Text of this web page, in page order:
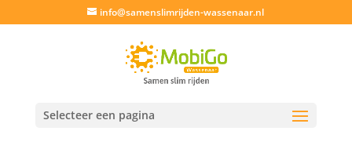
info@samenslimrijden-wassenaar.nl
Selecteer een pagina